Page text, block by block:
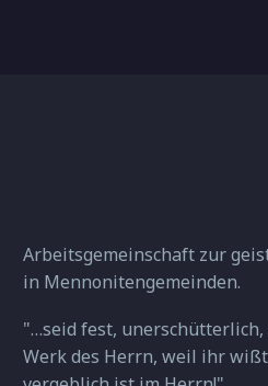
Arbeitsgemeinschaft zur
in Mennonitengemeinden.
"…seid fest,
Werk des Herrn, weil ihr